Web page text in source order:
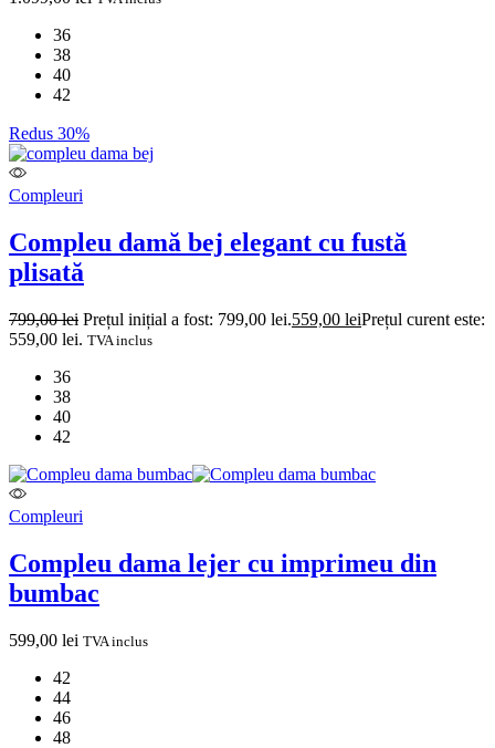
36
38
40
42
Redus 30%
Compleuri
Compleu damă bej elegant cu fustă
plisată
799,00lei Prețul inițial a fost: 799,00 lei.559,00 leiPrețul curent este:
559,00 lei. TVA inclus
36
38
40
42
Compleuri
Compleu dama lejer cu imprimeu din
bumbac
599,00 lei TVA inclus
42
44
46
48